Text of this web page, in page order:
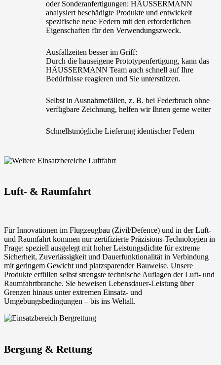
oder Sonderanfertigungen: HÄUSSERMANN
analysiert beschädigte Produkte und entwickelt
spezifische neue Federn mit den erforderlichen
Eigenschaften für den Verwendungszweck.
Ausfallzeiten besser im Griff:
Durch die hauseigene Prototypenfertigung, kann das
HÄUSSERMANN Team auch schnell auf Ihre
Bedürfnisse reagieren und Sie unterstützen.
Selbst in Ausnahmefällen, z. B. bei Federbruch ohne
verfügbare Zeichnung, helfen wir Ihnen gerne weiter
Schnellstmögliche Lieferung identischer Federn
Luft- & Raumfahrt
Für Innovationen im Flugzeugbau (Zivil/Defence) und in der Luft-
und Raumfahrt kommen nur zertifizierte Präzisions-Technologien in
Frage: speziell ausgelegt mit hoher Leistungsdichte für extreme
Sicherheit, Zuverlässigkeit und Dauerfunktionalität in Verbindung
mit geringem Gewicht und platzsparender Bauweise. Unsere
Produkte erfüllen selbst strengste technische Auflagen der Luft- und
Raumfahrtbranche. Sie beweisen Lebensdauer-Leistung über
Grenzen hinaus unter extremen Einsatz- und
Umgebungsbedingungen – bis ins Weltall.
Bergung & Rettung